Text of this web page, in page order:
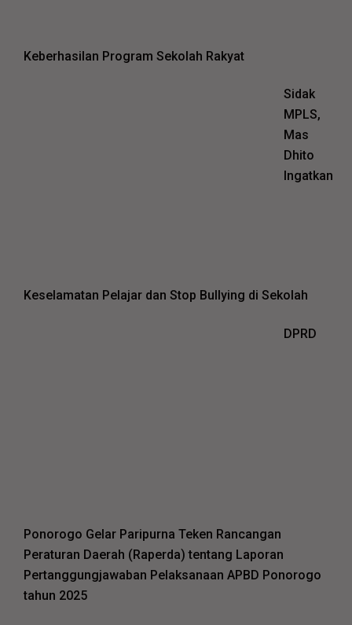
Keberhasilan Program Sekolah Rakyat
Sidak
MPLS,
Mas
Dhito
Ingatkan
Keselamatan Pelajar dan Stop Bullying di Sekolah
DPRD
Ponorogo Gelar Paripurna Teken Rancangan
Peraturan Daerah (Raperda) tentang Laporan
Pertanggungjawaban Pelaksanaan APBD Ponorogo
tahun 2025